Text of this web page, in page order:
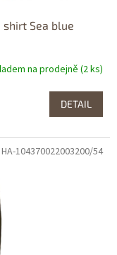
shirt Sea blue
na prodejně (2 ks)
DETAIL
104370022003200/54